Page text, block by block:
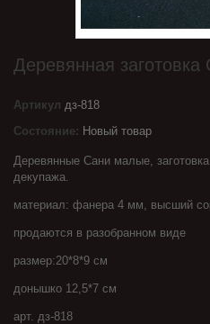
Деревянная
Артикул дз-818
Состояние: Новый товар
Деревянные Сани малые,
декупажа.
материал: фанера 4 мм, высший
продаются в разобранном виде
размер:20*8*9 см
донышко 12,5*7 см
арт. дз-818